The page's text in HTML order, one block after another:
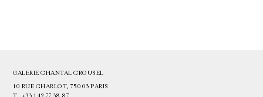
GALERIE CHANTAL CROUSEL
10 RUE CHARLOT, 75003 PARIS